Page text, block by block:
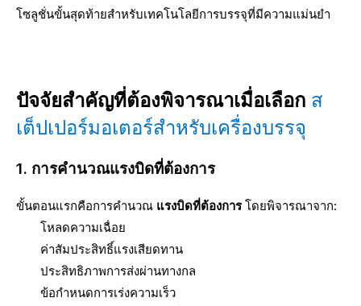
โซลูชั่นขั้นสุดท้ายสำหรับเทคโนโลยีการบรรจุที่มีความแม่นยำ
ปัจจัยสำคัญที่ต้องพิจารณาเมื่อเลือก ส
เต็ปเปอร์มอเตอร์สำหรับเครื่องบรรจุ
1. การคำนวณแรงบิดที่ต้องการ
ขั้นตอนแรกคือการคำนวณ แรงบิดที่ต้องการโดยพิจารณาจาก:
โหลดความเฉื่อย
ค่าสัมประสิทธิ์แรงเสียดทาน
ประสิทธิภาพการส่งผ่านทางกล
ข้อกำหนดการเร่งความเร็ว